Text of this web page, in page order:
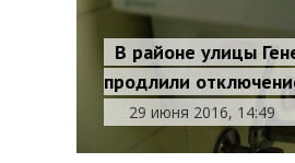
В районе улицы
продлили
29 июня 2016, 14:49